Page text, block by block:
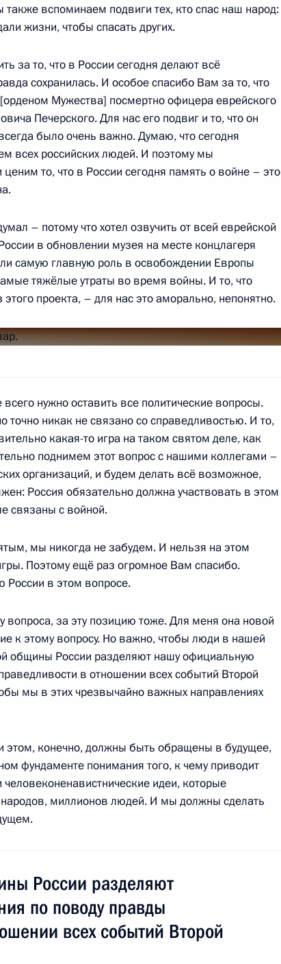
Армения Сержу Саргсяну
Кобзона
Берлом Лазаром и главой
Бородой
организации «ОПОРА
регионов
Энрике Пенье Ньето
Осетии Анатолию Бибилову
евреев с праздником Рош
комиссии
вспоминаем подвиги тех, кто спас наш народ:
жизни, чтобы спасать других.
за то, что в России сегодня делают всё
сохранилась. И особое спасибо Вам за то, что
[орденом Мужества] посмертно офицера еврейского
Печерского. Для нас его подвиг и то, что он
было очень важно. Думаю, что сегодня
всех российских людей. И поэтому мы
то, что в России сегодня память о войне – это
– потому что хотел озвучить от всей еврейской
в обновлении музея на месте концлагеря
самую главную роль в освобождении Европы
тяжёлые утраты во время войны. И то, что
проекта, – для нас это аморально, непонятно.
нужно оставить все политические вопросы.
точно никак не связано со справедливостью. И то,
какая-то игра на таком святом деле, как
поднимем этот вопрос с нашими коллегами –
организаций, и будем делать всё возможное,
Россия обязательно должна участвовать в этом
связаны с войной.
мы никогда не забудем. И нельзя на этом
Поэтому ещё раз огромное Вам спасибо.
в этом вопросе.
вопроса, за эту позицию тоже. Для меня она новой
к этому вопросу. Но важно, чтобы люди в нашей
общины России разделяют нашу официальную
в отношении всех событий Второй
мы в этих чрезвычайно важных направлениях
этом, конечно, должны быть обращены в будущее,
фундаменте понимания того, к чему приводит
идеи, которые
миллионов людей. И мы должны сделать
России разделяют
по поводу правды
всех событий Второй